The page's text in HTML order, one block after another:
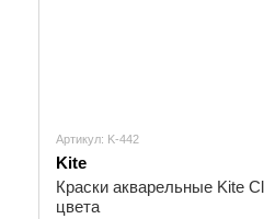
Артикул: K-442
Kite
Краски акварельные Kite
цвета